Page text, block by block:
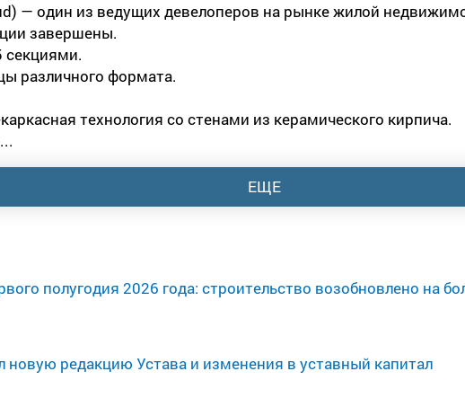
— один из ведущих девелоперов на рынке жилой
завершены.
секциями.
различного формата.
технология со стенами из керамического кирпича.
ЕЩЕ
полугодия 2026 года: строительство возобновлено на
новую редакцию Устава и изменения в уставный капитал